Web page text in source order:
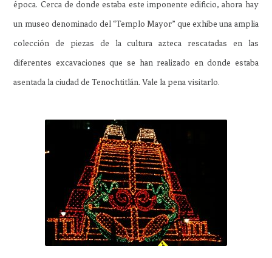
época. Cerca de donde estaba este imponente edificio, ahora hay
un museo denominado del “Templo Mayor” que exhibe una amplia
colección de piezas de la cultura azteca rescatadas en las
diferentes excavaciones que se han realizado en donde estaba
asentada la ciudad de Tenochtitlán. Vale la pena visitarlo.